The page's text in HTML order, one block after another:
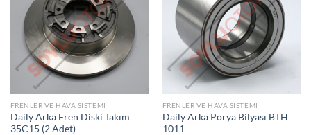
İSTEK
LISTEME
EKLE
FRENLER VE HAVA SISTEMI
Daily Arka Fren Diski Takım
35C15 (2 Adet)
İSTEK
LISTEME
EKLE
FRENLER VE HAVA SISTEMI
Daily Arka Porya Bilyası BTH
1011